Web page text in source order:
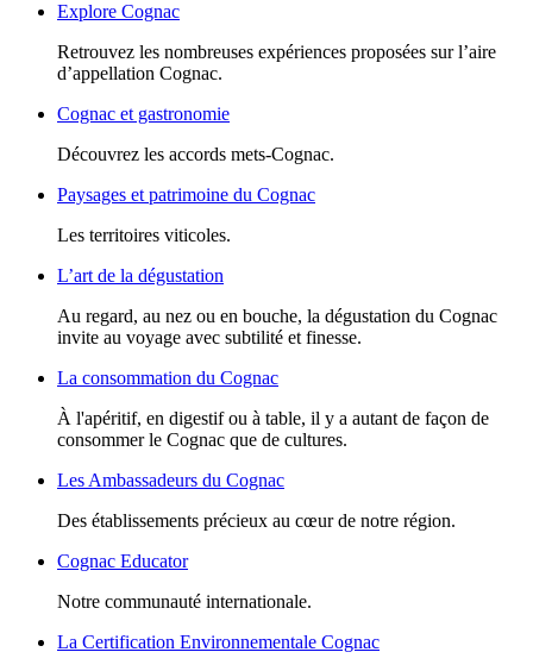
Explore Cognac
Retrouvez les nombreuses expériences proposées sur l’aire
d’appellation Cognac.
Cognac et gastronomie
Découvrez les accords mets-Cognac.
Paysages et patrimoine du Cognac
Les territoires viticoles.
L’art de la dégustation
Au regard, au nez ou en bouche, la dégustation du Cognac
invite au voyage avec subtilité et finesse.
La consommation du Cognac
À l'apéritif, en digestif ou à table, il y a autant de façon de
consommer le Cognac que de cultures.
Les Ambassadeurs du Cognac
Des établissements précieux au cœur de notre région.
Cognac Educator
Notre communauté internationale.
La Certification Environnementale Cognac